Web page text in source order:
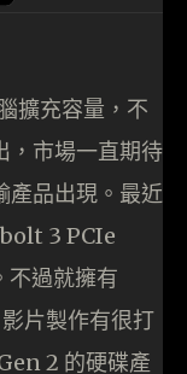
擴充容量，不
市場一直期待
品出現。最近
3 PCIe
過就擁有
片製作有很打
2 的硬碟產